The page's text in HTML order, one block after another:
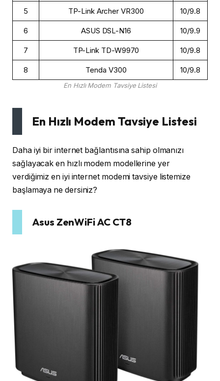
5 TP-Link Archer VR300 10/9.8
6 ASUS DSL-N16 10/9.9
7 TP-Link TD-W9970 10/9.8
8 Tenda V300 10/9.8
En Hızlı Modem Tavsiye Listesi
En Hızlı Modem Tavsiye Listesi
Daha iyi bir internet bağlantısına sahip olmanızı
sağlayacak en hızlı modem modellerine yer
verdiğimiz en iyi internet modemi tavsiye listemize
başlamaya ne dersiniz?
Asus ZenWiFi AC CT8